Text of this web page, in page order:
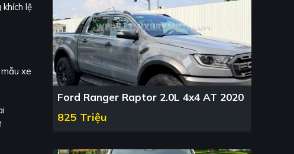
lệ
xe
Ford Ranger Raptor 2.0L 4x4 AT 2020
825 Triệu